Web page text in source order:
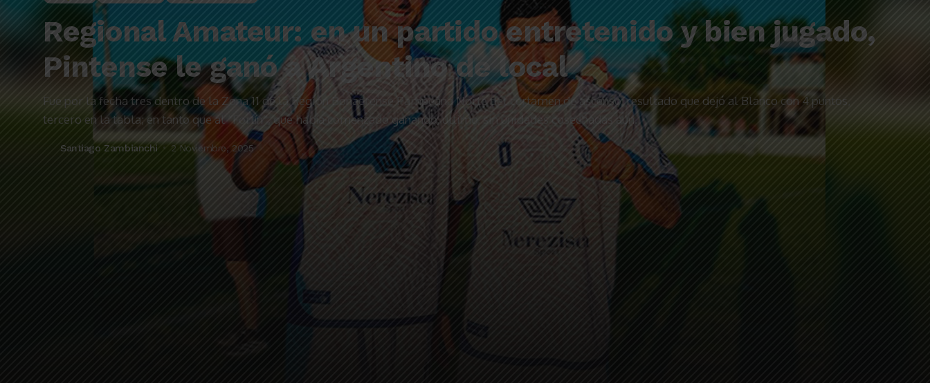
Regional Amateur: en un partido entretenido y bien jugado,
Pintense le ganó a Argentino de local
Fue por la fecha tres dentro de la Zona 11 de la Región Bonaerense Pampeana Norte del certamen de ascenso, resultado que dejó al Blanco con 4 puntos,
tercero en la tabla; en tanto que al “Fortín”, que había comenzado ganando, último, sin unidades cosechadas aún.
Santiago Zambianchi 2 Noviembre, 2025